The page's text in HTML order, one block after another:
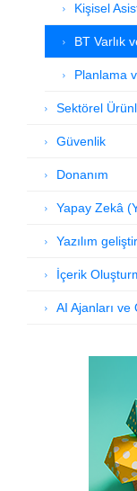
Kişisel
BT Varlık
Planlama
Sektörel
Güvenlik
Donanım
Yapay Zekâ
Yazılım
İçerik
AI Ajanları ve